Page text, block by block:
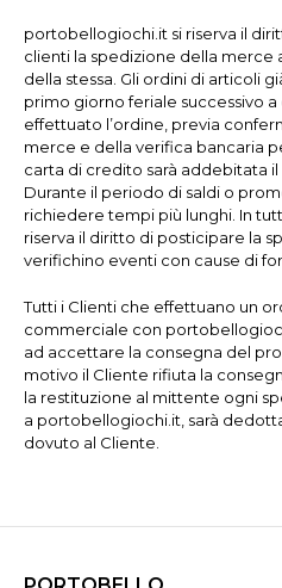
portobellogiochi.it si riserva il
clienti la spedizione della merce
della stessa. Gli ordini di articoli
primo giorno feriale successivo
effettuato l’ordine, previa
merce e della verifica bancaria
carta di credito sarà addebitata
Durante il periodo di saldi o
richiedere tempi più lunghi. In
riserva il diritto di posticipare la
verifichino eventi con cause di
Tutti i Clienti che effettuano un
commerciale con
ad accettare la consegna del
motivo il Cliente rifiuta la
la restituzione al mittente ogni
a portobellogiochi.it, sarà
dovuto al Cliente.